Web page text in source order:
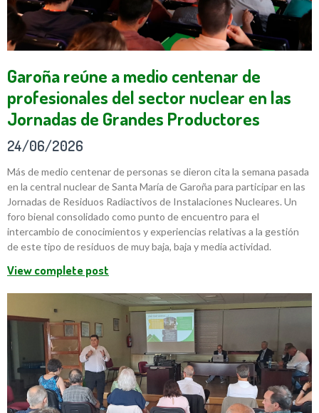
Garoña reúne a medio centenar de
profesionales del sector nuclear en las
Jornadas de Grandes Productores
24/06/2026
Más de medio centenar de personas se dieron cita la semana pasada
en la central nuclear de Santa María de Garoña para participar en las
Jornadas de Residuos Radiactivos de Instalaciones Nucleares. Un
foro bienal consolidado como punto de encuentro para el
intercambio de conocimientos y experiencias relativas a la gestión
de este tipo de residuos de muy baja, baja y media actividad.
View complete post